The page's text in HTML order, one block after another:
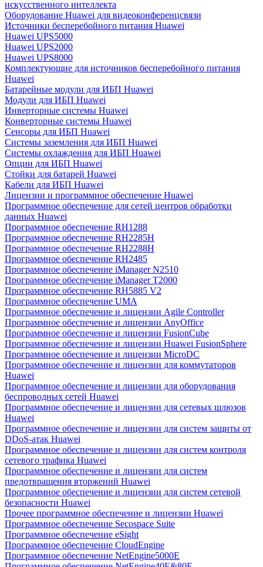
искусственного интеллекта
Оборудование Huawei для видеоконференцсвязи
Источники бесперебойного питания Huawei
Huawei UPS5000
Huawei UPS2000
Huawei UPS8000
Комплектующие для источников бесперебойного питания
Huawei
Батарейные модули для ИБП Huawei
Модули для ИБП Huawei
Инверторные системы Huawei
Конверторные системы Huawei
Сенсоры для ИБП Huawei
Системы заземления для ИБП Huawei
Системы охлаждения для ИБП Huawei
Опции для ИБП Huawei
Стойки для батарей Huawei
Кабели для ИБП Huawei
Лицензии и программное обеспечение Huawei
Программное обеспечение для сетей центров обработки
данных Huawei
Программное обеспечение RH1288
Программное обеспечение RH2285H
Программное обеспечение RH2288H
Программное обеспечение RH2485
Программное обеспечение iManager N2510
Программное обеспечение iManager T2000
Программное обеспечение RH5885 V2
Программное обеспечение UMA
Программное обеспечение и лицензии Agile Controller
Программное обеспечение и лицензии AnyOffice
Программное обеспечение и лицензии FusionCube
Программное обеспечение и лицензии Huawei FusionSphere
Программное обеспечение и лицензии MicroDC
Программное обеспечение и лицензии для коммутаторов
Huawei
Программное обеспечение и лицензии для оборудования
беспроводных сетей Huawei
Программное обеспечение и лицензии для сетевых шлюзов
Huawei
Программное обеспечение и лицензии для систем защиты от
DDoS-атак Huawei
Программное обеспечение и лицензии для систем контроля
сетевого трафика Huawei
Программное обеспечение и лицензии для систем
предотвращения вторжений Huawei
Программное обеспечение и лицензии для систем сетевой
безопасности Huawei
Прочее программное обеспечение и лицензии Huawei
Программное обеспечение Secospace Suite
Программное обеспечение eSight
Программное обеспечение CloudEngine
Программное обеспечение NetEngine5000E